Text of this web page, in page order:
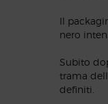
Il
nero
Subito
trama
definiti.